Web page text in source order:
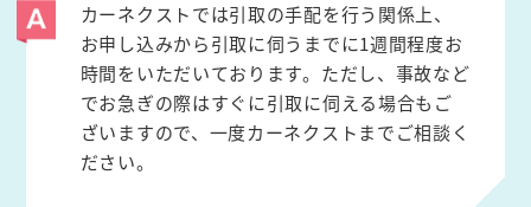
カーネクストでは引取の手配を行う関係上、
お申し込みから引取に伺うまでに1週間程度お
時間をいただいております。ただし、事故など
でお急ぎの際はすぐに引取に伺える場合もご
ざいますので、一度カーネクストまでご相談く
ださい。